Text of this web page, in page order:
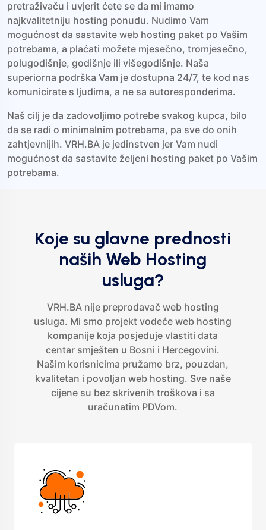
pretraživaču i uvjerit ćete se da mi imamo
najkvalitetniju hosting ponudu. Nudimo Vam
mogućnost da sastavite web hosting paket po Vašim
potrebama, a plaćati možete mjesečno, tromjesečno,
polugodišnje, godišnje ili višegodišnje. Naša
superiorna podrška Vam je dostupna 24/7, te kod nas
komunicirate s ljudima, a ne sa autoresponderima.
Naš cilj je da zadovoljimo potrebe svakog kupca, bilo
da se radi o minimalnim potrebama, pa sve do onih
zahtjevnijih. VRH.BA je jedinstven jer Vam nudi
mogućnost da sastavite željeni hosting paket po Vašim
potrebama.
Koje su glavne prednosti
naših Web Hosting
usluga?
VRH.BA nije preprodavač web hosting
usluga. Mi smo projekt vodeće web hosting
kompanije koja posjeduje vlastiti data
centar smješten u Bosni i Hercegovini.
Našim korisnicima pružamo brz, pouzdan,
kvalitetan i povoljan web hosting. Sve naše
cijene su bez skrivenih troškova i sa
uračunatim PDVom.